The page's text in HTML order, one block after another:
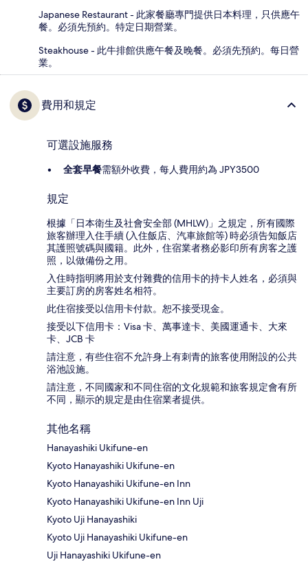
Japanese Restaurant - 此家餐廳專門提供日本料理，只供應午
餐。必須先預約。特定日期營業。
Steakhouse - 此牛排館供應午餐及晚餐。必須先預約。每日營
業。
費用和規定
可選設施服務
全套早餐需額外收費，每人費用約為 JPY3500
規定
根據「日本衛生及社會安全部 (MHLW)」之規定，所有國際
旅客辦理入住手續 (入住飯店、汽車旅館等) 時必須告知飯店
其護照號碼與國籍。此外，住宿業者務必影印所有房客之護
照，以做備份之用。
入住時指明將用於支付雜費的信用卡的持卡人姓名，必須與
主要訂房的房客姓名相符。
此住宿接受以信用卡付款。恕不接受現金。
接受以下信用卡：Visa 卡、萬事達卡、美國運通卡、大來
卡、JCB 卡
請注意，有些住宿不允許身上有刺青的旅客使用附設的公共
浴池設施。
請注意，不同國家和不同住宿的文化規範和旅客規定會有所
不同，顯示的規定是由住宿業者提供。
其他名稱
Hanayashiki Ukifune-en
Kyoto Hanayashiki Ukifune-en
Kyoto Hanayashiki Ukifune-en Inn
Kyoto Hanayashiki Ukifune-en Inn Uji
Kyoto Uji Hanayashiki
Kyoto Uji Hanayashiki Ukifune-en
Uji Hanayashiki Ukifune-en